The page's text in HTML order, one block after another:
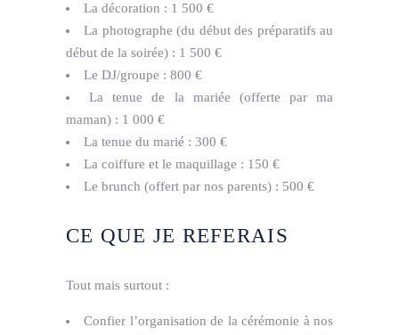
La décoration : 1 500 €
La photographe (du début des préparatifs au
début de la soirée) : 1 500 €
Le DJ/groupe : 800 €
La tenue de la mariée (offerte par ma
maman) : 1 000 €
La tenue du marié : 300 €
La coiffure et le maquillage : 150 €
Le brunch (offert par nos parents) : 500 €
CE QUE JE REFERAIS
Tout mais surtout :
Confier l’organisation de la cérémonie à nos